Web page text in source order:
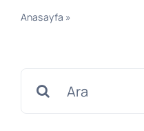
Anasayfa »